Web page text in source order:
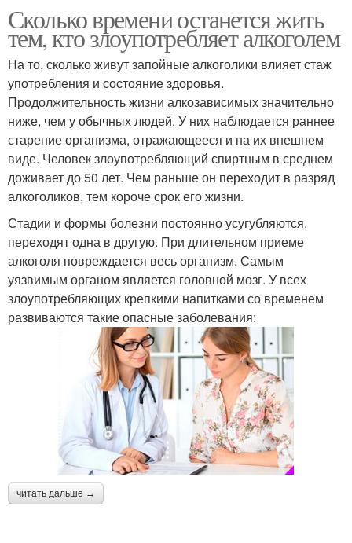
Сколько времени останется жить
тем, кто злоупотребляет алкоголем
На то, сколько живут запойные алкоголики влияет стаж
употребления и состояние здоровья.
Продолжительность жизни алкозависимых значительно
ниже, чем у обычных людей. У них наблюдается раннее
старение организма, отражающееся и на их внешнем
виде. Человек злоупотребляющий спиртным в среднем
доживает до 50 лет. Чем раньше он переходит в разряд
алкоголиков, тем короче срок его жизни.
Стадии и формы болезни постоянно усугубляются,
переходят одна в другую. При длительном приеме
алкоголя повреждается весь организм. Самым
уязвимым органом является головной мозг. У всех
злоупотребляющих крепкими напитками со временем
развиваются такие опасные заболевания:
читать дальше →